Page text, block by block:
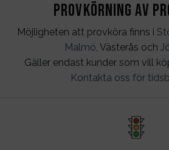
Provkörning av
Möjligheten att provköra finns i
Malmö, Västerås och
Gäller endast kunder som vill
Kontakta oss för